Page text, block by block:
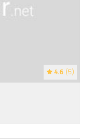
4.6 (5)